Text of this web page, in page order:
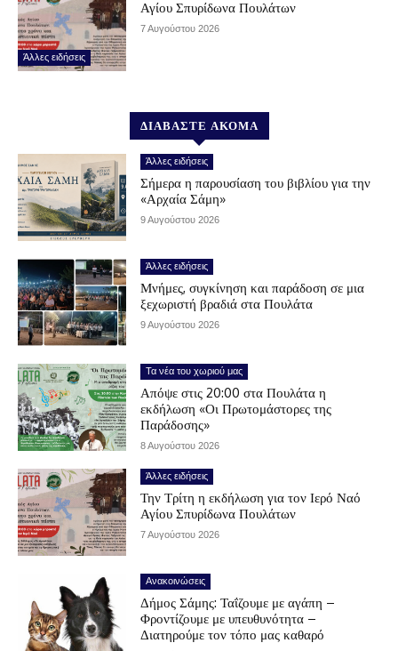
Άλλες ειδήσεις
Αγίου Σπυρίδωνα Πουλάτων
7 Αυγούστου 2026
ΔΙΑΒΑΣΤΕ ΑΚΟΜΑ
Άλλες ειδήσεις
Σήμερα η παρουσίαση του βιβλίου για την
«Αρχαία Σάμη»
9 Αυγούστου 2026
Άλλες ειδήσεις
Μνήμες, συγκίνηση και παράδοση σε μια
ξεχωριστή βραδιά στα Πουλάτα
9 Αυγούστου 2026
Τα νέα του χωριού μας
Απόψε στις 20:00 στα Πουλάτα η
εκδήλωση «Οι Πρωτομάστορες της
Παράδοσης»
8 Αυγούστου 2026
Άλλες ειδήσεις
Την Τρίτη η εκδήλωση για τον Ιερό Ναό
Αγίου Σπυρίδωνα Πουλάτων
7 Αυγούστου 2026
Ανακοινώσεις
Δήμος Σάμης: Ταΐζουμε με αγάπη –
Φροντίζουμε με υπευθυνότητα –
Διατηρούμε τον τόπο μας καθαρό